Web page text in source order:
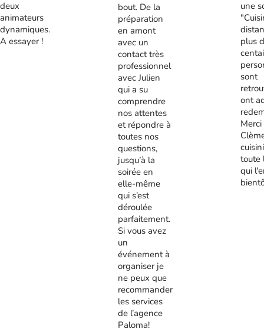
deux
animateurs
dynamiques.
A essayer !
bout. De la
préparation
en amont
avec un
contact très
professionnel
avec Julien
qui a su
comprendre
nos attentes
et répondre à
toutes nos
questions,
jusqu’à la
soirée en
elle-même
qui s’est
déroulée
parfaitement.
Si vous avez
un
événement à
organiser je
ne peux que
recommander
les services
de l’agence
Paloma!
une
plus
sont
ont
Merci
toute
qui